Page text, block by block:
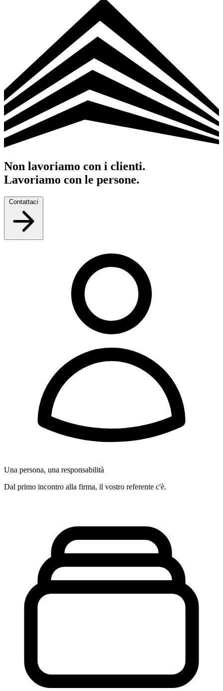
Non lavoriamo con i clienti.
Lavoriamo con le persone.
Contattaci
Una persona, una responsabilità
Dal primo incontro alla firma, il vostro referente c'è.